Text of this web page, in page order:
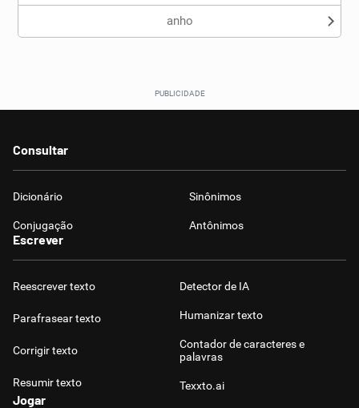
anho
Consultar
Dicionário Sinônimos
Conjugação Antônimos
Escrever
Reescrever texto
Parafrasear texto
Corrigir texto
Resumir texto
Detector de IA
Humanizar texto
Contador de caracteres e
palavras
Texxto.ai
Jogar